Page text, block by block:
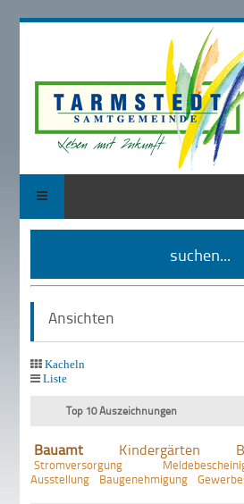
suchen...
Ansichten
Kacheln
Liste
Top 10 Auszeichnungen
Bauamt Kindergärten
Stromversorgung
Ausstellung
Baugenehmigung